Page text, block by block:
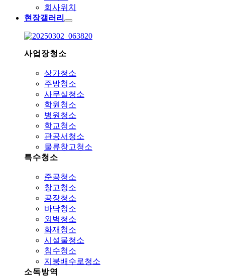
회사위치
현장갤러리
사업장청소
상가청소
주방청소
사무실청소
학원청소
병원청소
학교청소
관공서청소
물류창고청소
특수청소
준공청소
창고청소
공장청소
바닥청소
외벽청소
화재청소
시설물청소
침수청소
지붕배수로청소
소독방역